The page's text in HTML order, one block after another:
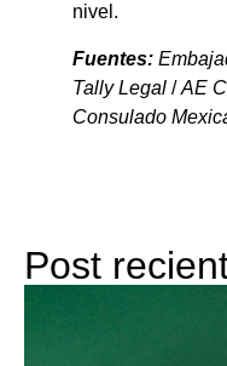
nivel.
Fuentes:
Tally Legal /AE
Consulado
Post